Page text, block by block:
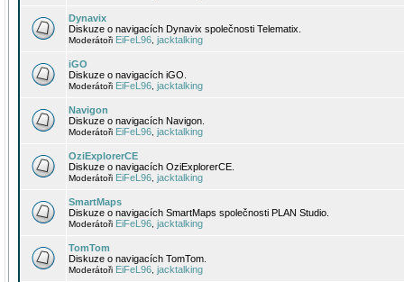
Dynavix
Diskuze o navigacích Dynavix společnosti Telematix.
Moderátoři EiFeL96 jacktalking
iGO
Diskuze o navigacích iGO.
Moderátoři EiFeL96 jacktalking
Navigon
Diskuze o navigacích Navigon.
Moderátoři EiFeL96 jacktalking
OziExplorerCE
Diskuze o navigacích OziExplorerCE.
Moderátoři EiFeL96 jacktalking
SmartMaps
Diskuze o navigacích SmartMaps společnosti PLAN Studio.
Moderátoři EiFeL96 jacktalking
TomTom
Diskuze o navigacích TomTom.
Moderátoři EiFeL96 jacktalking